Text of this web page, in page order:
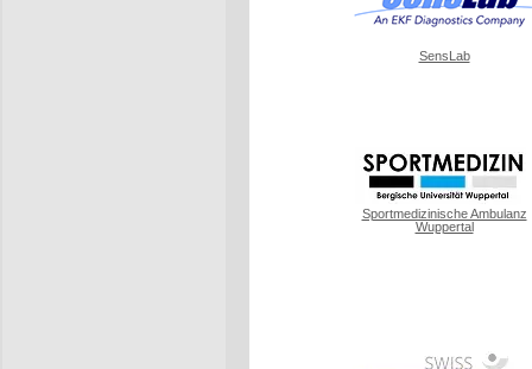
SensLab
Sportmedizinische Ambulanz
Wuppertal